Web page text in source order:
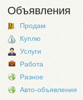
Объявления
Продам
Куплю
Услуги
Работа
Разное
Авто-объявления